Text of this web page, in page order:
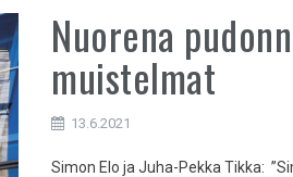
Nuorena
muistelmat
13.6.2021
Simon Elo ja Juha-Pekka Tikka: